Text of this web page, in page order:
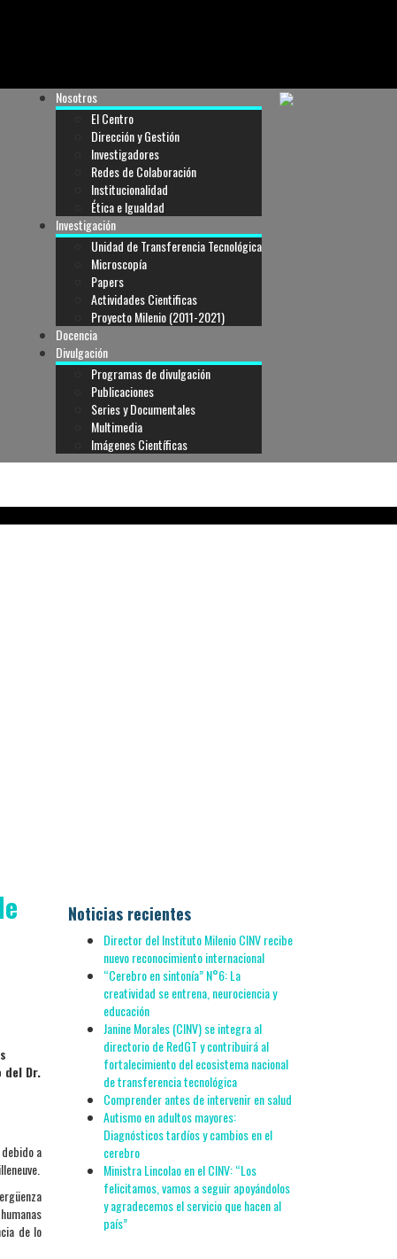
Nosotros
El Centro
Dirección y Gestión
Investigadores
Redes de Colaboración
Institucionalidad
Ética e Igualdad
Investigación
Unidad de Transferencia Tecnológica
Microscopía
Papers
Actividades Cientificas
Proyecto Milenio (2011-2021)
Docencia
Divulgación
Programas de divulgación
Publicaciones
Series y Documentales
Multimedia
Imágenes Científicas
Dr.
a
de lo
Noticias recientes
Director del Instituto Milenio CINV recibe
nuevo reconocimiento internacional
“Cerebro en sintonía” N°6: La
creatividad se entrena, neurociencia y
educación
Janine Morales (CINV) se integra al
directorio de RedGT y contribuirá al
fortalecimiento del ecosistema nacional
de transferencia tecnológica
Comprender antes de intervenir en salud
Autismo en adultos mayores:
Diagnósticos tardíos y cambios en el
cerebro
Ministra Lincolao en el CINV: “Los
felicitamos, vamos a seguir apoyándolos
y agradecemos el servicio que hacen al
país”